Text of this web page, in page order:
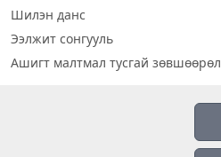
Шилэн данс
Ээлжит сонгууль
Ашигт малтмал тусгай зөвшөөрөл